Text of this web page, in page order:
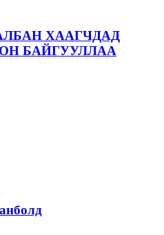
ХААГЧДАД
БАЙГУУЛЛАА